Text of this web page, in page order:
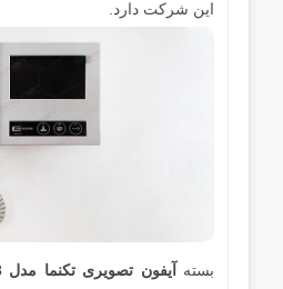
این شرکت دارد.
بسته آیفون تصویری تکنما مدل VDP-43